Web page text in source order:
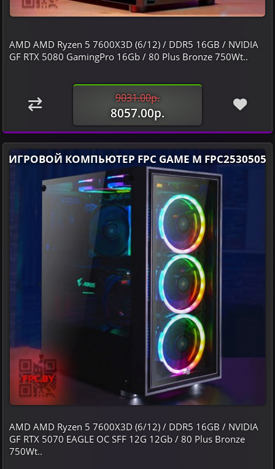
AMD AMD Ryzen 5 7600X3D (6/12) / DDR5 16GB / NVIDIA
GF RTX 5080 GamingPro 16Gb / 80 Plus Bronze 750Wt..
9031.00р.
8057.00р.
ИГРОВОЙ КОМПЬЮТЕР FPC GAME M FPC2530505
AMD AMD Ryzen 5 7600X3D (6/12) / DDR5 16GB / NVIDIA
GF RTX 5070 EAGLE OC SFF 12G 12Gb / 80 Plus Bronze
750Wt..